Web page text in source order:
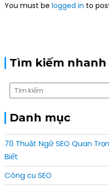
t
You must be logged in to
Tìm kiếm nhanh
Danh mục
70 Thuật Ngữ SEO Quan
Biết
Công cụ SEO